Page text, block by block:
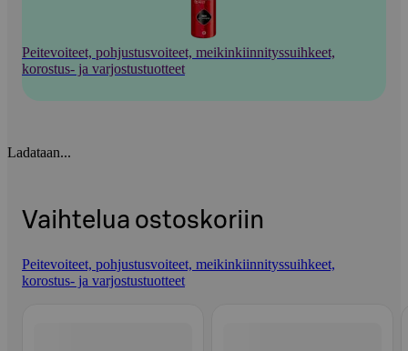
Peitevoiteet, pohjustusvoiteet, meikinkiinnityssuihkeet,
korostus- ja varjostustuotteet
Ladataan...
Vaihtelua ostoskoriin
Peitevoiteet, pohjustusvoiteet, meikinkiinnityssuihkeet,
korostus- ja varjostustuotteet